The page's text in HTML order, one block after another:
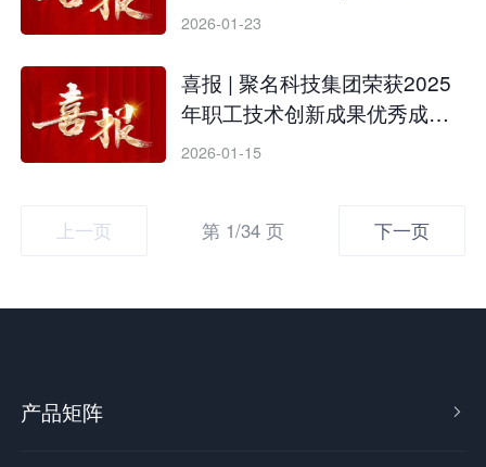
根基，专业协作赢认可
2026-01-23
喜报 | 聚名科技集团荣获2025
年职工技术创新成果优秀成果
奖
2026-01-15
上一页 第 1/34 页 下一页
产品矩阵 